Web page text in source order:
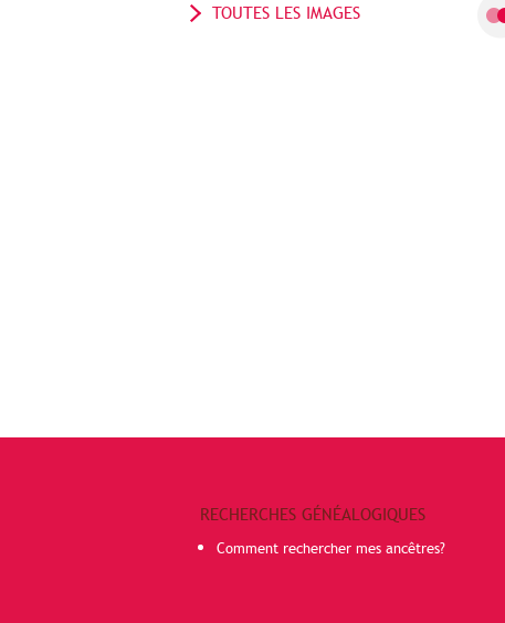
TOUTES LES IMAGES
RECHERCHES GÉNÉALOGIQUES
Comment rechercher mes ancêtres?